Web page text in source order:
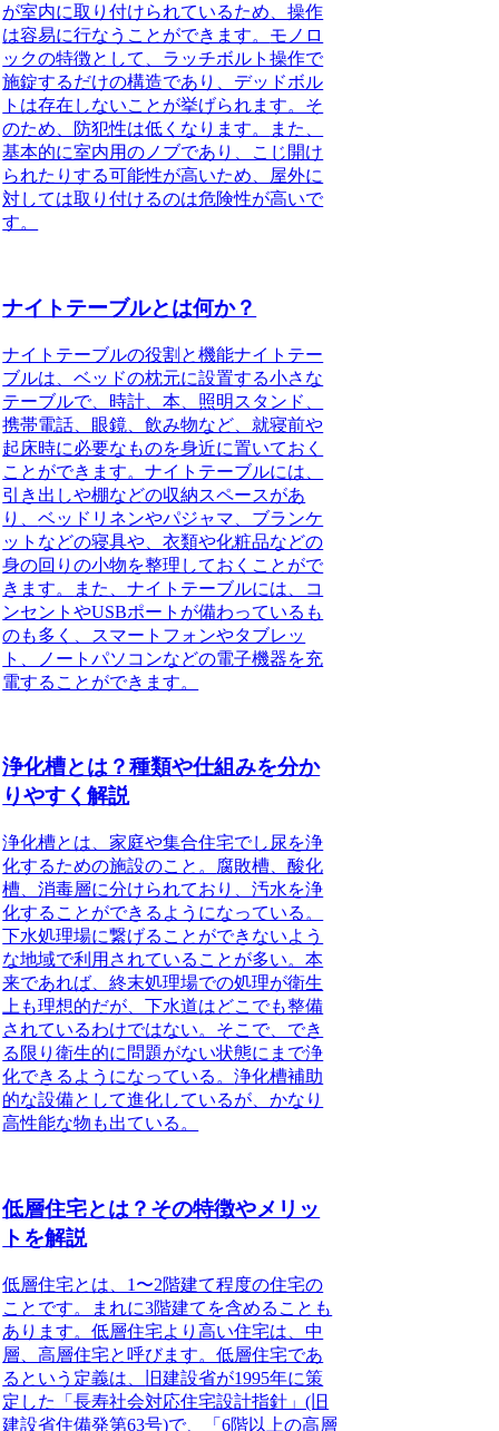
が室内に取り付けられているため、操作
は容易に行なうことができます。 モノロ
ックの特徴として
、ラッチボルト操作で
施錠するだけの構造であり、デッドボル
トは存在しないことが挙げられます。そ
のため、防犯性は低くなります。
また、
基本的に室内用のノブであり、こじ開け
られたりする可能性が高いため、屋外に
対しては取り付けるのは危険性が高いで
す。
ナイトテーブルとは何か？
ナイトテーブルの役割と機能ナイトテー
ブルは、ベッドの枕元に設置する小さな
テーブルで、 時計、本、照明スタンド、
携帯電話、眼鏡、飲み物など、就寝前や
起床時に必要なものを身近に置いておく
ことができます。ナイトテーブルには、
引き出しや棚などの収納スペースがあ
り、ベッドリネンやパジャマ、ブランケ
ットなどの寝具や、衣類や化粧品などの
身の回りの小物を整理しておくことがで
きます。
また、ナイトテーブルには、コ
ンセントやUSBポートが備わっているも
のも多く、スマートフォンやタブレッ
ト、ノートパソコンなどの電子機器を充
電することができます。
浄化槽とは？種類や仕組みを分か
りやすく解説
浄化槽とは、家庭や集合住宅でし尿を浄
化するための施設のこと。
腐敗槽、酸化
槽、消毒層に分けられており、汚水を浄
化することができるようになっている。
下水処理場に繋げることができないよう
な地域で利用されていることが多い。本
来であれば、終末処理場での処理が衛生
上も理想的だが、下水道はどこでも整備
されているわけではない。そこで、でき
る限り衛生的に問題がない状態にまで浄
化できるようになっている。浄化槽補助
的な設備として進化しているが、かなり
高性能な物も出ている。
低層住宅とは？その特徴やメリッ
トを解説
低層住宅とは、1〜2階建て程度の住宅の
ことです。まれに3階建てを含めることも
あります。低層住宅より高い住宅は、中
層、高層住宅と呼びます。低層住宅であ
るという定義は、
旧建設省が1995年に策
定した「長寿社会対応住宅設計指針」(旧
建設省住備発第63号)で、「6階以上の高層